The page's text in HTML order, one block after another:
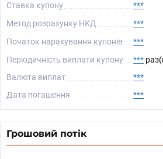
Ставка купону
***
Метод розрахунку НКД
***
Початок нарахування купонів
***
Періодичність виплати купону
***
Валюта виплат
***
Дата погашення
***
Грошовий потік